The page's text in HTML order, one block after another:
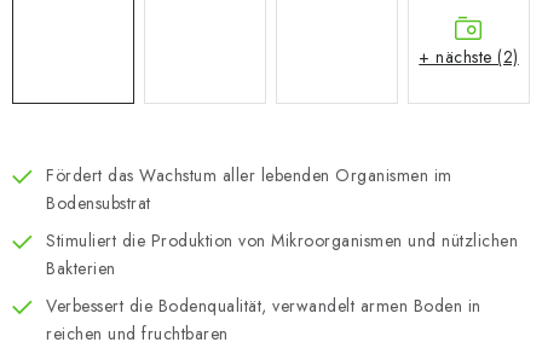
Fördert das Wachstum aller lebenden Organismen im
Bodensubstrat
Stimuliert die Produktion von Mikroorganismen und nützlichen
Bakterien
Verbessert die Bodenqualität, verwandelt armen Boden in
reichen und fruchtbaren
+ nächste (2)